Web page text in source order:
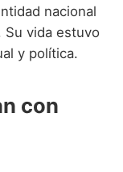
nacional
Su vida estuvo
y política.
con